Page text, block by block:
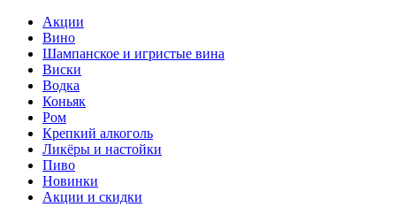
Акции
Вино
Шампанское и игристые вина
Виски
Водка
Коньяк
Ром
Крепкий алкоголь
Ликёры и настойки
Пиво
Новинки
Акции и скидки